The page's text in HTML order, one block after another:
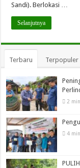
Sandi). Berlokasi …
Selanjutnya
Terbaru Terpopuler
2
4